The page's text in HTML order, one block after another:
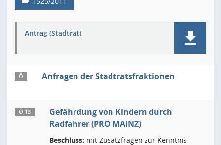
Antrag (Stadtrat)
Ö Anfragen der Stadtratsfraktionen
Ö 13
Gefährdung von Kindern durch
Radfahrer (PRO MAINZ)
Beschluss: mit Zusatzfragen zur Kenntnis